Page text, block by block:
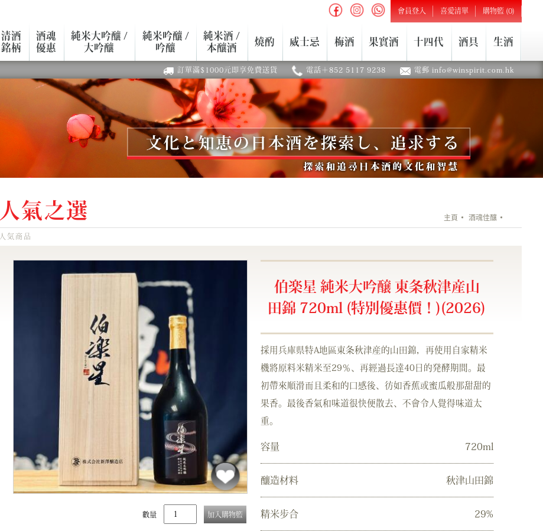
會員登入 喜愛清單 購物籃 (0)
清酒
銘柄
酒魂
優惠
純米大吟釀 /
大吟釀
純米吟釀 /
吟釀
純米酒 /
本釀酒
燒酌 威士忌 梅酒 果實酒 十四代 酒具 生酒
訂單滿$1000元即享免費送貨 電話＋852 5117 9238 電郵 info@winspirit.com.hk
人氣之選 主頁 酒魂佳釀
人気商品
數量 加入購物籃
伯楽星 純米大吟醸 東条秋津産山
田錦 720ml (特別優惠價！)(2026)
採用兵庫県特A地區東条秋津産的山田錦，再使用自家精米
機將原料米精米至29％、再經過長達40日的発酵期間。最
初帶來順滑而且柔和的口感後、彷如香蕉或蜜瓜般那甜甜的
果香。最後香氣和味道很快便散去、不會令人覺得味道太
重。
容量 720ml
釀造材料 秋津山田錦
精米步合 29%